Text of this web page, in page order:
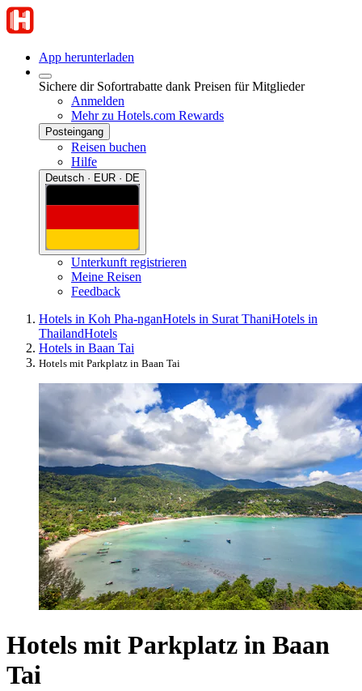
App herunterladen
Sichere dir Sofortrabatte dank Preisen für Mitglieder
Anmelden
Mehr zu Hotels.com Rewards
Posteingang
Reisen buchen
Hilfe
Deutsch · EUR · DE
Unterkunft registrieren
Meine Reisen
Feedback
Hotels in Koh Pha-nganHotels in Surat ThaniHotels in
ThailandHotels
Hotels in Baan Tai
Hotels mit Parkplatz in Baan Tai
Hotels mit Parkplatz in Baan
Tai